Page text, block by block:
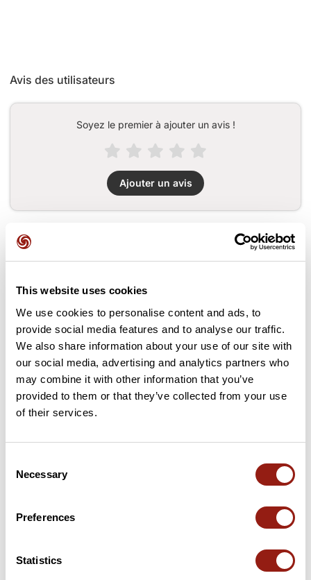
This website uses cookies
We use cookies to personalise content and ads, to
provide social media features and to analyse our traffic.
We also share information about your use of our site with
our social media, advertising and analytics partners who
may combine it with other information that you’ve
provided to them or that they’ve collected from your use
of their services.
Selection
Necessary
Preferences
Statistics
Avis des utilisateurs
Soyez le premier à ajouter un avis !
Ajouter un avis
Cols le long du parcours
8 km Le Coulet
14 km Pas à Brès 459 m
31 km Le Coulet 895 m